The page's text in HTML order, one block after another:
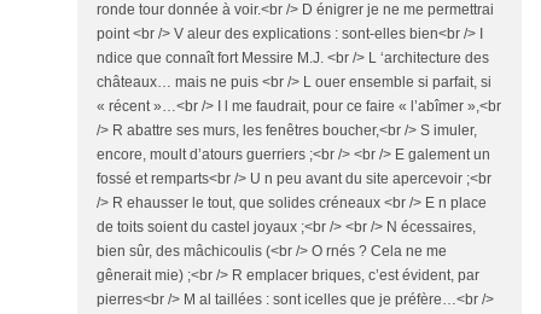
ronde tour donnée à voir.<br /> D énigrer je ne me permettrai
point <br /> V aleur des explications : sont-elles bien<br /> I
ndice que connaît fort Messire M.J. <br /> L ‘architecture des
châteaux… mais ne puis <br /> L ouer ensemble si parfait, si
« récent »…<br /> I l me faudrait, pour ce faire « l’abîmer »,<br
/> R abattre ses murs, les fenêtres boucher,<br /> S imuler,
encore, moult d’atours guerriers ;<br /> <br /> E galement un
fossé et remparts<br /> U n peu avant du site apercevoir ;<br
/> R ehausser le tout, que solides créneaux <br /> E n place
de toits soient du castel joyaux ;<br /> <br /> N écessaires,
bien sûr, des mâchicoulis (<br /> O rnés ? Cela ne me
gênerait mie) ;<br /> R emplacer briques, c’est évident, par
pierres<br /> M al taillées : sont icelles que je préfère…<br />